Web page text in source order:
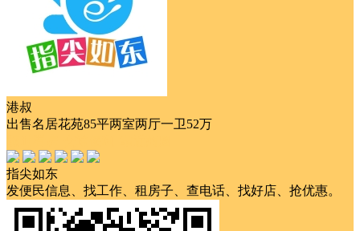
港叔
出售名居花苑85平两室两厅一卫52万
指尖如东
发便民信息、找工作、租房子、查电话、找好店、抢优惠。